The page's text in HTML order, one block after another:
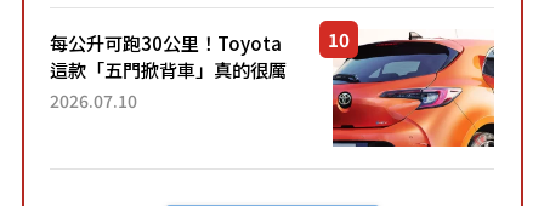
車？...
每公升可跑30公里！Toyota
這款「五門掀背車」真的很厲
害！ 擁有全長4.3公尺的「剛剛
2026.07.10